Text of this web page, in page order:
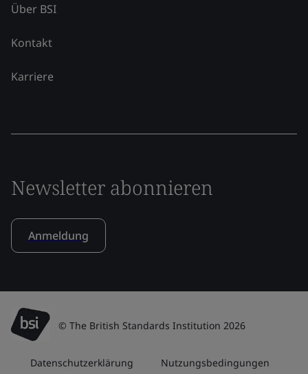
Über BSI
Kontakt
Karriere
Newsletter abonnieren
Anmeldung
© The British Standards Institution 2026
Datenschutzerklärung Nutzungsbedingungen